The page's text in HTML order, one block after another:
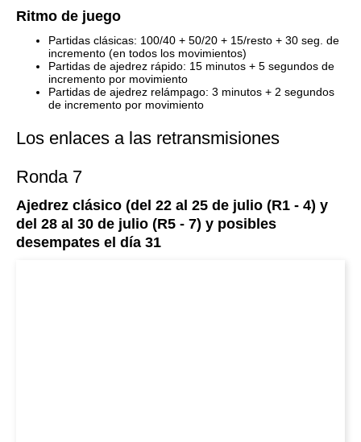
Ritmo de juego
Partidas clásicas: 100/40 + 50/20 + 15/resto + 30 seg. de
incremento (en todos los movimientos)
Partidas de ajedrez rápido: 15 minutos + 5 segundos de
incremento por movimiento
Partidas de ajedrez relámpago: 3 minutos + 2 segundos
de incremento por movimiento
Los enlaces a las retransmisiones
Ronda 7
Ajedrez clásico (del 22 al 25 de julio (R1 - 4) y
del 28 al 30 de julio (R5 - 7) y posibles
desempates el día 31